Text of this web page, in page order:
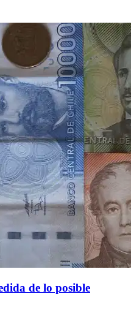
de lo posible